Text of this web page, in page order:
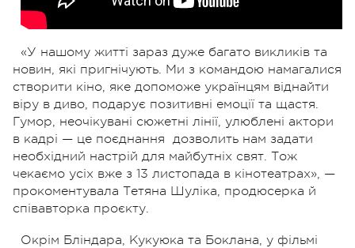
«У нашому житті зараз дуже багато викликів та
новин, які пригнічують. Ми з командою намагалися
створити кіно, яке допоможе українцям віднайти
віру в диво, подарує позитивні емоції та щастя.
Гумор, неочікувані сюжетні лінії, улюблені актори
в кадрі — це поєднання
дозволить нам задати
необхідний настрій для майбутніх свят. Тож
чекаємо усіх вже з 13 листопада в кінотеатрах», —
прокоментувала Тетяна Шуліка, продюсерка й
співавторка проєкту.
Окрім Бліндара, Кукуюка та Боклана, у фільмі